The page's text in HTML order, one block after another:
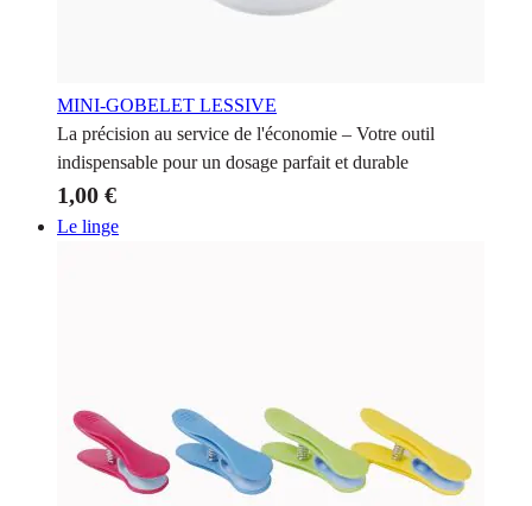
MINI-GOBELET LESSIVE
La précision au service de l'économie – Votre outil
indispensable pour un dosage parfait et durable
1,00 €
Le linge